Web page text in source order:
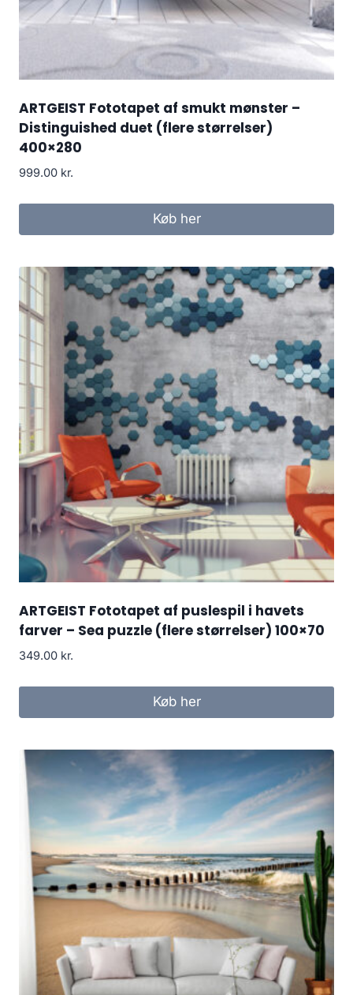
ARTGEIST Fototapet af smukt mønster –
Distinguished duet (flere størrelser)
400×280
999.00 kr.
Køb her
ARTGEIST Fototapet af puslespil i havets
farver – Sea puzzle (flere størrelser) 100×70
349.00 kr.
Køb her